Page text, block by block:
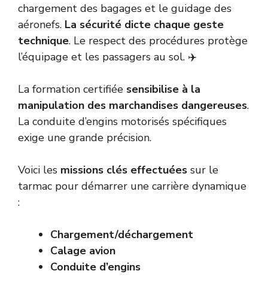
chargement des bagages et le guidage des
aéronefs. La sécurité dicte chaque geste
technique. Le respect des procédures protège
l’équipage et les passagers au sol. ✈️
La formation certifiée sensibilise à la
manipulation des marchandises dangereuses.
La conduite d’engins motorisés spécifiques
exige une grande précision.
Voici les missions clés effectuées sur le
tarmac pour démarrer une carrière dynamique
:
Chargement/déchargement
Calage avion
Conduite d’engins